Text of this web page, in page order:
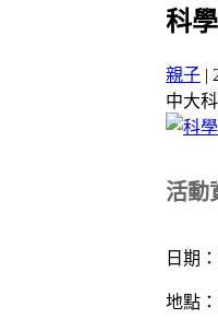
科
親子 |
中大
活動
日期
地點